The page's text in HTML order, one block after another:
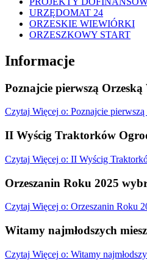
URZĘDOMAT 24
ORZESKIE WIEWIÓRKI
ORZESZKOWY START
Informacje
Poznajcie pierwszą
Czytaj Więcej o: Poznajcie
II Wyścig Traktorków
Czytaj Więcej o: II Wyścig
Orzeszanin Roku 2025
Czytaj Więcej o: Orzeszanin Roku
Witamy najmłodszych
Czytaj Więcej o: Witamy